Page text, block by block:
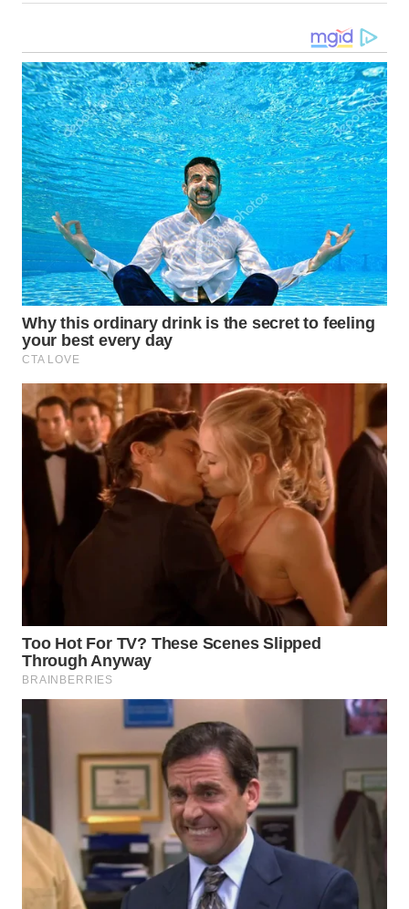
WN
WN
SIMALUNGUN
WN
LABUHANBATU
WN
TAPANULI
TENGAH
WN DELI
SERDANG
WN
TEBING
TINGGI
WN
PAKPAK
WN
KARAWANG
WN
BOGOR
UTARA
WN
SAMOSIR